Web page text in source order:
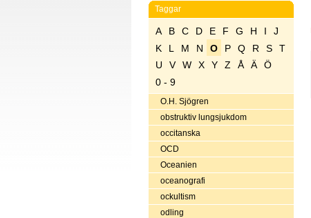
Taggar
A B C D E F G H I
J
K
L M N O P Q R S
T
U
V W X Y Z Å Ä
Ö
0 - 9
O.H. Sjögren
obstruktiv lungsjukdom
occitanska
OCD
Oceanien
oceanografi
ockultism
odling